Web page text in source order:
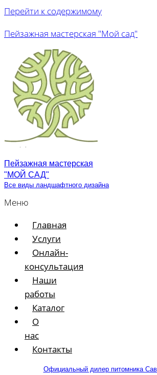
Перейти к содержимому
Пейзажная мастерская "Мой сад"
Пейзажная мастерская
"МОЙ САД"
Все виды ландшафтного дизайна
Меню
Главная
Услуги
Онлайн-
консультация
Наши
работы
Каталог
О
нас
Контакты
Официальный дилер питомника